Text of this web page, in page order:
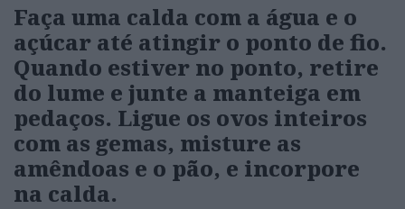
Faça uma calda com a água e o
açúcar até atingir o ponto de fio.
Quando estiver no ponto, retire
do lume e junte a manteiga em
pedaços. Ligue os ovos inteiros
com as gemas, misture as
amêndoas e o pão, e incorpore
na calda.